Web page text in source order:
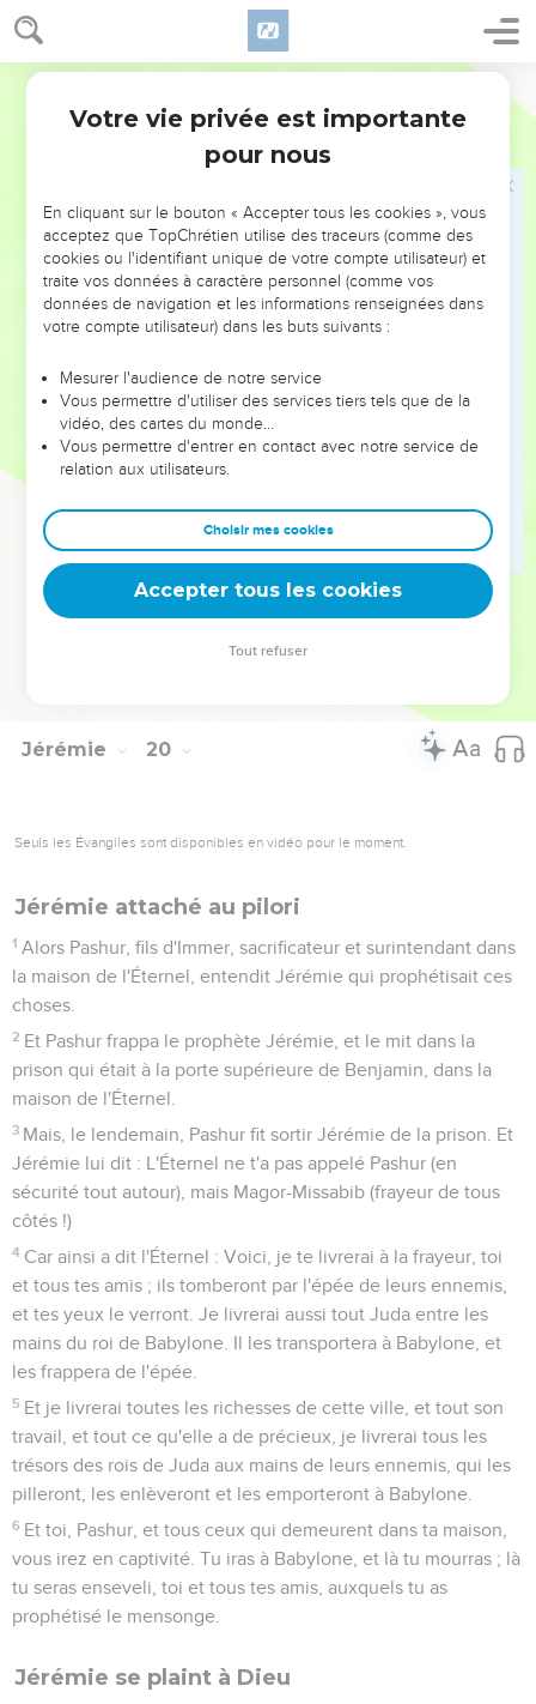
Jérémie 19
9 Et je leur ferai manger la chair de leurs fils et la chair de
leurs filles ; et ils mangeront la chair l'un de l'autre, dans le
siège et dans l'extrémité où les réduiront leurs ennemis et
ceux qui cherchent leur vie.
Ensuite tu briseras le vase sous les yeux de ceux qui
Et tu leur diras : Ainsi a dit l'Éternel des armées : Je briserai
ainsi ce peuple et cette ville, comme on brise un vase de
potier, qui ne peut être réparé ; et faute de place pour
ensevelir, on ensevelira à Thopheth.
C'est ainsi que je ferai à ce lieu, dit l'Éternel, et à ses
Et les maisons de Jérusalem et les maisons des rois de
Juda seront impures comme le lieu de Thopheth, toutes les
maisons sur les toits desquelles ils ont offert des parfums à
toute l'armée des cieux, et fait des libations à d'autres dieux.
Puis Jérémie revint de Thopheth, où l'Éternel l'avait
envoyé prophétiser ; et il se tint debout dans le parvis de la
maison de l'Éternel, et il dit à tout le peuple :
Ainsi a dit l'Éternel des armées, le Dieu d'Israël : Voici, je
vais faire venir sur cette ville, et sur toutes ses villes, tout le
Jérémie 20
Seuls les Évangiles sont disponibles en vidéo pour le moment.
Jérémie attaché au pilori
1 Alors Pashur, fils d'Immer, sacrificateur et surintendant dans
la maison de l'Éternel, entendit Jérémie qui prophétisait ces
choses.
2 Et Pashur frappa le prophète Jérémie, et le mit dans la
prison qui était à la porte supérieure de Benjamin, dans la
maison de l'Éternel.
3 Mais, le lendemain, Pashur fit sortir Jérémie de la prison. Et
Jérémie lui dit : L'Éternel ne t'a pas appelé Pashur (en
sécurité tout autour), mais Magor-Missabib (frayeur de tous
côtés !)
4 Car ainsi a dit l'Éternel : Voici, je te livrerai à la frayeur, toi
et tous tes amis ; ils tomberont par l'épée de leurs ennemis,
et tes yeux le verront. Je livrerai aussi tout Juda entre les
mains du roi de Babylone. Il les transportera à Babylone, et
les frappera de l'épée.
5 Et je livrerai toutes les richesses de cette ville, et tout son
travail, et tout ce qu'elle a de précieux, je livrerai tous les
trésors des rois de Juda aux mains de leurs ennemis, qui les
pilleront, les enlèveront et les emporteront à Babylone.
6 Et toi, Pashur, et tous ceux qui demeurent dans ta maison,
vous irez en captivité. Tu iras à Babylone, et là tu mourras ; là
tu seras enseveli, toi et tous tes amis, auxquels tu as
prophétisé le mensonge.
Jérémie se plaint à Dieu
Votre vie privée est importante
pour nous
En cliquant sur le bouton « Accepter tous les cookies », vous
acceptez que TopChrétien utilise des traceurs (comme des
cookies ou l'identifiant unique de votre compte utilisateur) et
traite vos données à caractère personnel (comme vos
données de navigation et les informations renseignées dans
votre compte utilisateur) dans les buts suivants :
Mesurer l'audience de notre service
Vous permettre d'utiliser des services tiers tels que de la
vidéo, des cartes du monde…
Vous permettre d'entrer en contact avec notre service de
relation aux utilisateurs.
Choisir mes cookies
Accepter tous les cookies
Tout refuser